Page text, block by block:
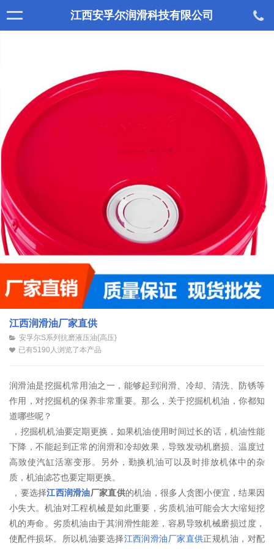
江西安孚尔润滑科技有限公司
江西润滑油厂家直供
安孚尔S系列抗磨液压油{高压}
已有5190人浏览了本产品
润滑油是挖掘机常用油之一，能够起到润滑、冷却、清洗、防锈等
作用，对挖掘机的保养非常重要。那么，关于挖掘机机油，你都知
道哪些呢？
，挖掘机机油要定期更换，如果机油使用时间过长的话，机油性能
下降，不能起到正常的润滑和冷却效果，导致发动机磨损、温度过
高致使汽缸活塞变形。另外，勤换机油可以及时排放机体中的杂
质，机油滤芯也要定期更换。
，要选择江西润滑油厂家直供的机油，很多人贪图小便宜，结果因
小失大。机油对工程机械是如此重要，劣质机油可能会大大缩短挖
机的寿命。劣质机油由于其润滑性能差，容易导致机械磨损过度，
使配件损坏。所以机油要选择江西润滑油厂家直供正规机油，对配